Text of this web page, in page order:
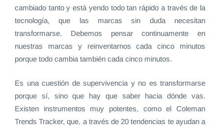
cambiado tanto y está yendo todo tan rápido a través de la
tecnología, que las marcas sin duda necesitan
transformarse. Debemos pensar continuamente en
nuestras marcas y reinventarnos cada cinco minutos
porque todo cambia también cada cinco minutos.
Es una cuestión de supervivencia y no es transformarse
porque sí, sino que hay que saber hacia dónde vas.
Existen instrumentos muy potentes, como el Coleman
Trends Tracker, que, a través de 20 tendencias te ayudan a